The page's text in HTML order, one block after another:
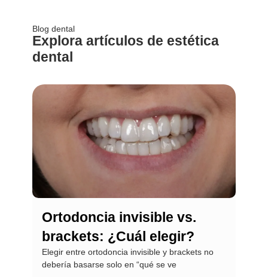
Blog dental
Explora artículos de estética
dental
Ortodoncia invisible vs.
brackets: ¿Cuál elegir?
Elegir entre ortodoncia invisible y brackets no
debería basarse solo en “qué se ve